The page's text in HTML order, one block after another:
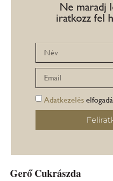
Ne maradj
iratkozz fel
Adatkezelés
Gerő Cukrászda